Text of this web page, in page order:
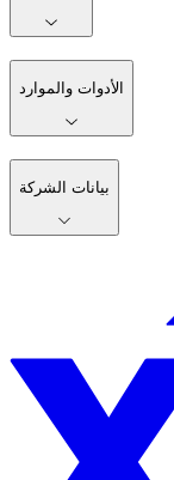
الأدوات والموارد
بيانات الشركة